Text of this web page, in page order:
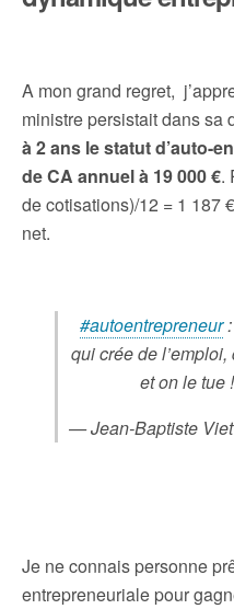
A mon grand regret,
ministre persistait dans sa
à 2 ans le statut d’auto-
de CA annuel à 19 000 €.
de cotisations)/12 = 1 187
net.
#autoentrepreneur:
qui crée de
et on le tue
— Jean-Baptiste
Je ne connais personne
entrepreneuriale pour